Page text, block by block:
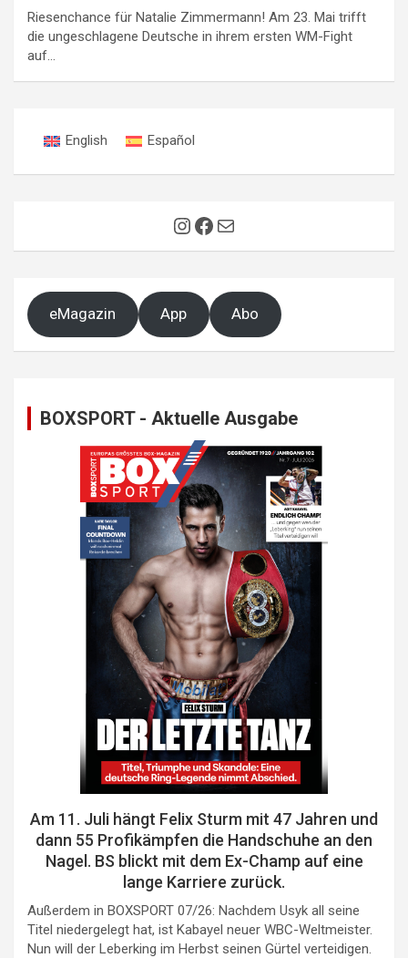
Riesenchance für Natalie Zimmermann! Am 23. Mai trifft
die ungeschlagene Deutsche in ihrem ersten WM-Fight
auf…
English Español
Instagram
Facebook
E-Mail
eMagazin App Abo
BOXSPORT - Aktuelle Ausgabe
Am 11. Juli hängt Felix Sturm mit 47 Jahren und
dann 55 Profikämpfen die Handschuhe an den
Nagel. BS blickt mit dem Ex-Champ auf eine
lange Karriere zurück.
Außerdem in BOXSPORT 07/26: Nachdem Usyk all seine
Titel niedergelegt hat, ist Kabayel neuer WBC-Weltmeister.
Nun will der Leberking im Herbst seinen Gürtel verteidigen.